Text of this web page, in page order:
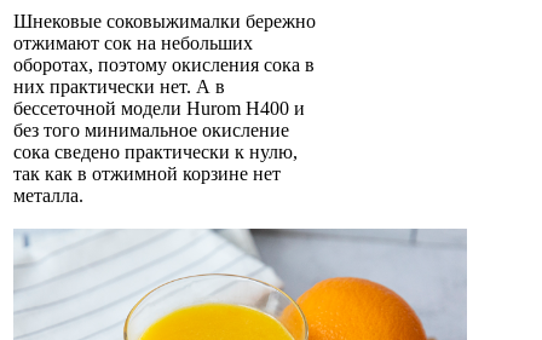
Шнековые соковыжималки бережно
отжимают сок на небольших
оборотах, поэтому окисления сока в
них практически нет. А в
бессеточной модели Hurom H400 и
без того минимальное окисление
сока сведено практически к нулю,
так как в отжимной корзине нет
металла.